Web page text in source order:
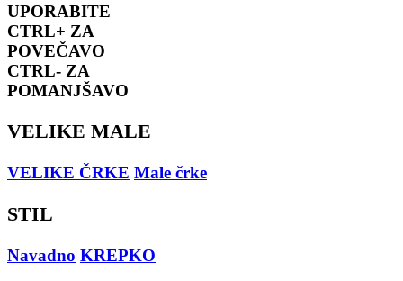
UPORABITE
CTRL+ ZA
POVEČAVO
CTRL- ZA
POMANJŠAVO
VELIKE MALE
VELIKE ČRKE Male črke
STIL
Navadno KREPKO